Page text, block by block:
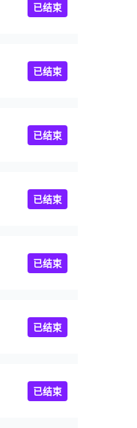
已结束
已结束
已结束
已结束
已结束
已结束
已结束